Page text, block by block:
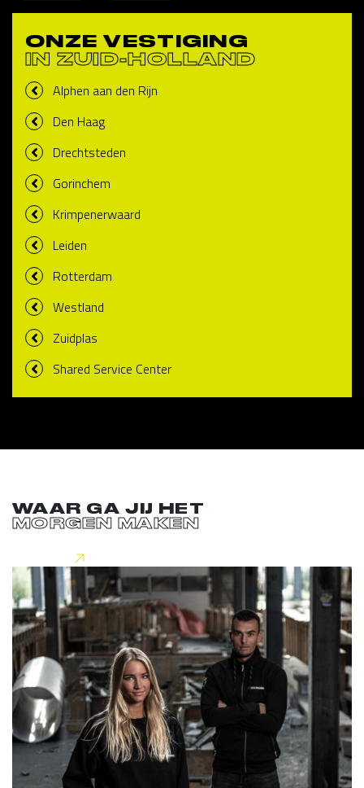
ONZE VESTIGING
IN ZUID-HOLLAND
Alphen aan den Rijn
Den Haag
Drechtsteden
Gorinchem
Krimpenerwaard
Leiden
Rotterdam
Westland
Zuidplas
Shared Service Center
WAAR GA JIJ HET
MORGEN MAKEN